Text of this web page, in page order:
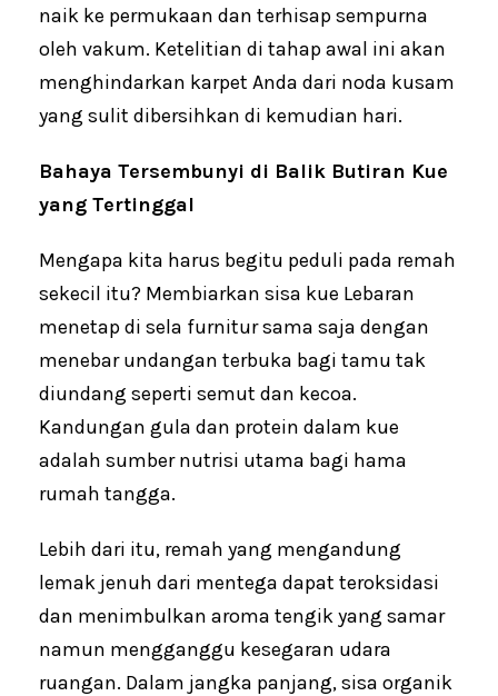
naik ke permukaan dan terhisap sempurna
oleh vakum. Ketelitian di tahap awal ini akan
menghindarkan karpet Anda dari noda kusam
yang sulit dibersihkan di kemudian hari.
Bahaya Tersembunyi di Balik Butiran Kue
yang Tertinggal
Mengapa kita harus begitu peduli pada remah
sekecil itu? Membiarkan sisa kue Lebaran
menetap di sela furnitur sama saja dengan
menebar undangan terbuka bagi tamu tak
diundang seperti semut dan kecoa.
Kandungan gula dan protein dalam kue
adalah sumber nutrisi utama bagi hama
rumah tangga.
Lebih dari itu, remah yang mengandung
lemak jenuh dari mentega dapat teroksidasi
dan menimbulkan aroma tengik yang samar
namun mengganggu kesegaran udara
ruangan. Dalam jangka panjang, sisa organik